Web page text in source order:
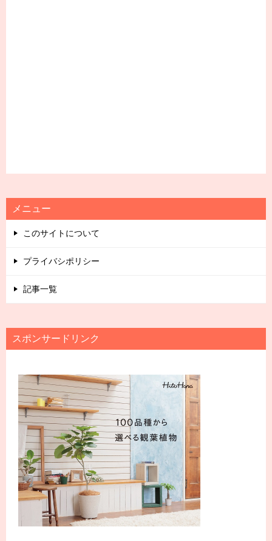
メニュー
このサイトについて
プライバシポリシー
記事一覧
スポンサードリンク